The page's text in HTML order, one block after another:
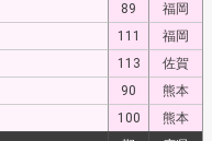
89
福岡
111
福岡
113
佐賀
90
熊本
100 熊本